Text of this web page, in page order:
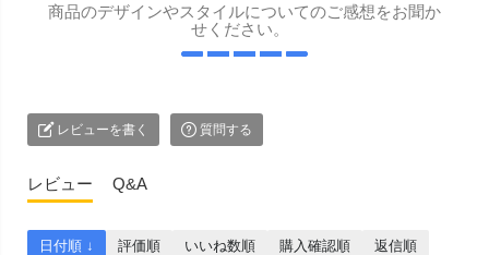
商品のデザインやスタイルについてのご感想をお聞か
せください。
レビューを書く 質問する
レビュー Q&A
日付順 ↓ 評価順 いいね数順 購入確認順
返信順